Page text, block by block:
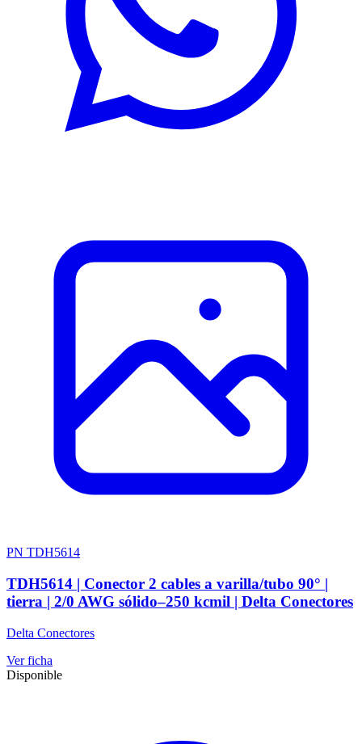
PN TDH5614
TDH5614 | Conector 2 cables a varilla/tubo 90° |
tierra | 2/0 AWG sólido–250 kcmil | Delta Conectores
Delta Conectores
Ver ficha
Disponible